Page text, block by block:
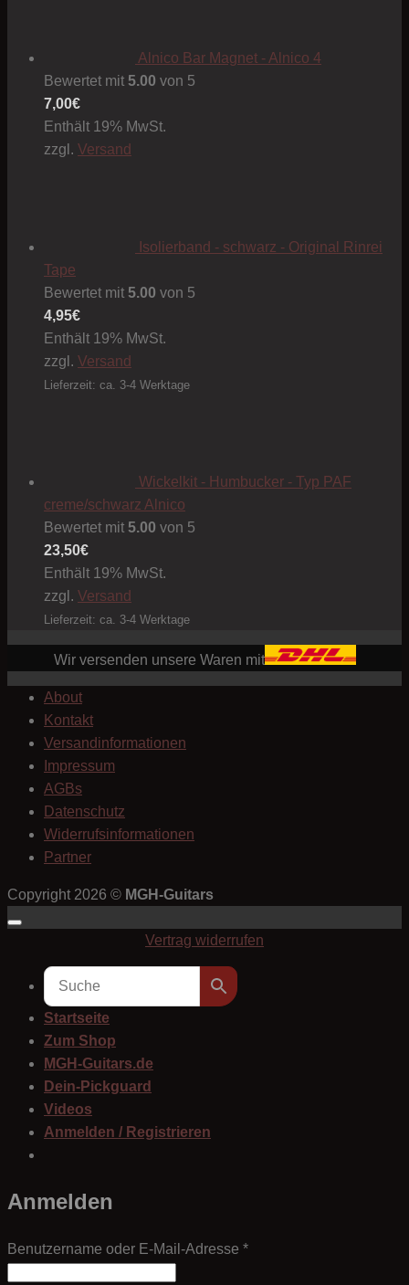
Alnico Bar Magnet - Alnico 4
Bewertet mit 5.00 von 5
7,00€
Enthält 19% MwSt.
zzgl. Versand
Isolierband - schwarz - Original Rinrei
Tape
Bewertet mit 5.00 von 5
4,95€
Enthält 19% MwSt.
zzgl. Versand
Lieferzeit: ca. 3-4 Werktage
Wickelkit - Humbucker - Typ PAF
creme/schwarz Alnico
Bewertet mit 5.00 von 5
23,50€
Enthält 19% MwSt.
zzgl. Versand
Lieferzeit: ca. 3-4 Werktage
Wir versenden unsere Waren mit
About
Kontakt
Versandinformationen
Impressum
AGBs
Datenschutz
Widerrufsinformationen
Partner
Copyright 2026 © MGH-Guitars
Vertrag widerrufen
Startseite
Zum Shop
MGH-Guitars.de
Dein-Pickguard
Videos
Anmelden / Registrieren
Anmelden
Benutzername oder E-Mail-Adresse *Erforderlich